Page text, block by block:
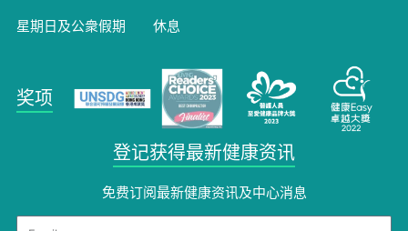
星期日及公衆假期 休息
登记获得最新健康资讯
免费订阅最新健康资讯及中心消息​
Email
奖项